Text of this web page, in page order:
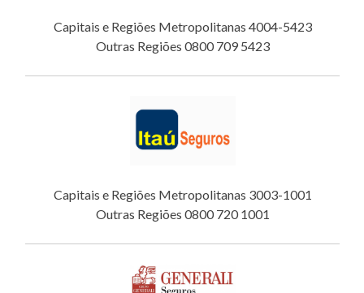
Capitais e Regiões Metropolitanas 4004-5423
Outras Regiões 0800 709 5423
Capitais e Regiões Metropolitanas 3003-1001
Outras Regiões 0800 720 1001